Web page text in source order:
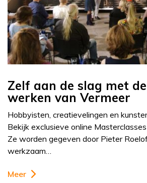
Zelf aan de slag met
werken van Vermeer
Hobbyisten, creatievelingen en
Bekijk exclusieve online
Ze worden gegeven door Pieter
werkzaam…
Meer